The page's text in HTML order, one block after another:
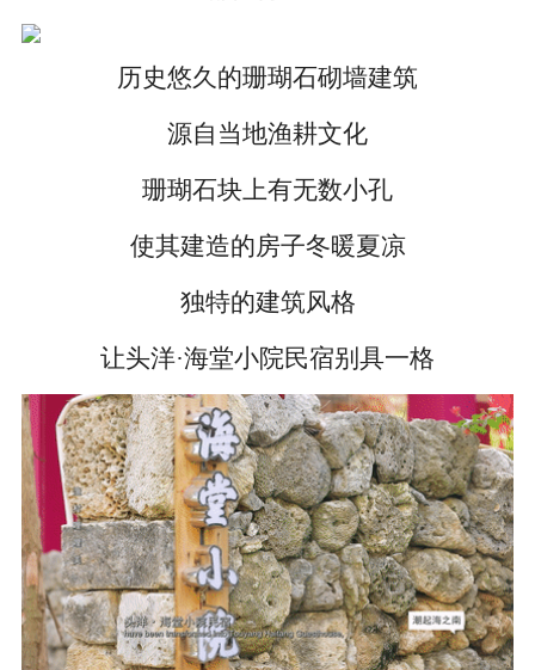
历史悠久的珊瑚石砌墙建筑
源自当地渔耕文化
珊瑚石块上有无数小孔
使其建造的房子冬暖夏凉
独特的建筑风格
让头洋·海堂小院民宿别具一格